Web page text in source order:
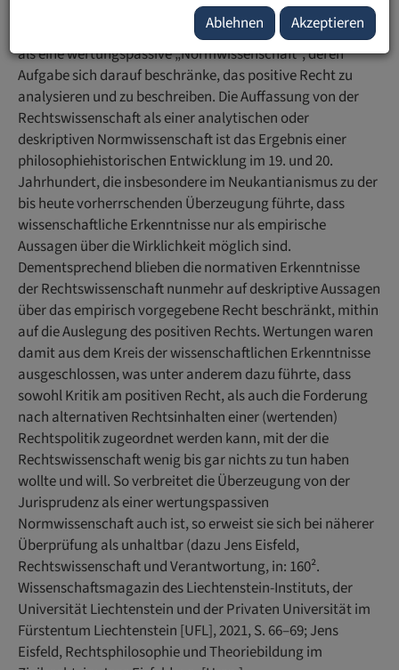
a) Die Rechtswissenschaft wird meist nicht als wertende
oder Wertungswissenschaft aufgefasst, sondern vielmehr
als eine wertungspassive „Normwissenschaft“, deren
Aufgabe sich darauf beschränke, das positive Recht zu
analysieren und zu beschreiben. Die Auffassung von der
Rechtswissenschaft als einer analytischen oder
deskriptiven Normwissenschaft ist das Ergebnis einer
philosophiehistorischen Entwicklung im 19. und 20.
Jahrhundert, die insbesondere im Neukantianismus zu der
bis heute vorherrschenden Überzeugung führte, dass
wissenschaftliche Erkenntnisse nur als empirische
Aussagen über die Wirklichkeit möglich sind.
Dementsprechend blieben die normativen Erkenntnisse
der Rechtswissenschaft nunmehr auf deskriptive Aussagen
über das empirisch vorgegebene Recht beschränkt, mithin
auf die Auslegung des positiven Rechts. Wertungen waren
damit aus dem Kreis der wissenschaftlichen Erkenntnisse
ausgeschlossen, was unter anderem dazu führte, dass
sowohl Kritik am positiven Recht, als auch die Forderung
nach alternativen Rechtsinhalten einer (wertenden)
Rechtspolitik zugeordnet werden kann, mit der die
Rechtswissenschaft wenig bis gar nichts zu tun haben
wollte und will. So verbreitet die Überzeugung von der
Jurisprudenz als einer wertungspassiven
Normwissenschaft auch ist, so erweist sie sich bei näherer
Überprüfung als unhaltbar (dazu Jens Eisfeld,
Rechtswissenschaft und Verantwortung, in: 160².
Wissenschaftsmagazin des Liechtenstein-Instituts, der
Universität Liechtenstein und der Privaten Universität im
Fürstentum Liechtenstein [UFL], 2021, S. 66–69; Jens
Eisfeld, Rechtsphilosophie und Theoriebildung im
Ablehnen Akzeptieren